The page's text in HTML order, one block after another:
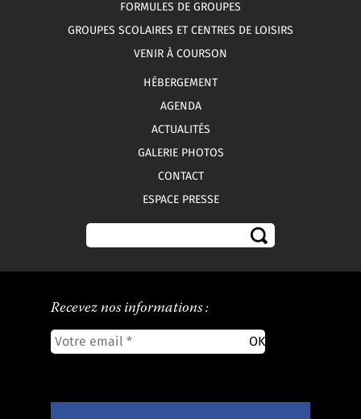
FORMULES DE GROUPES
GROUPES SCOLAIRES ET CENTRES DE LOISIRS
VENIR À COURSON
HÉBERGEMENT
AGENDA
ACTUALITÉS
GALERIE PHOTOS
CONTACT
ESPACE PRESSE
Recevez nos informations :